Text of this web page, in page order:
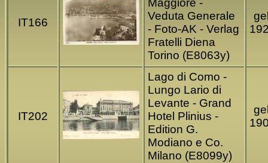
IT166
Maggiore -
Veduta Generale
- Foto-AK - Verlag
Fratelli Diena
Torino (E8063y)
IT202
Lago di Como -
Lungo Lario di
Levante - Grand
Hotel Plinius -
Edition G.
Modiano e Co.
Milano (E8099y)